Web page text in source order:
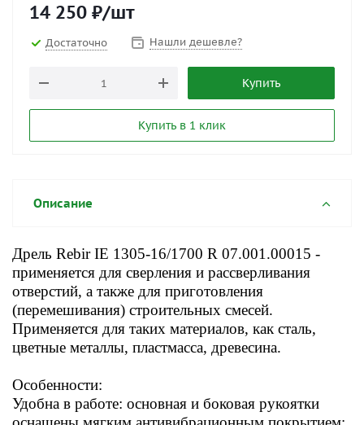
14 250 ₽/шт
Достаточно Нашли дешевле?
Купить
Купить в 1 клик
Описание
Дрель Rebir IE 1305-16/1700 R 07.001.00015 -
применяется для сверления и рассверливания
отверстий, а также для приготовления
(перемешивания) строительных смесей.
Применяется для таких материалов, как сталь,
цветные металлы, пластмасса, древесина.
Особенности:
Удобна в работе: основная и боковая рукоятки